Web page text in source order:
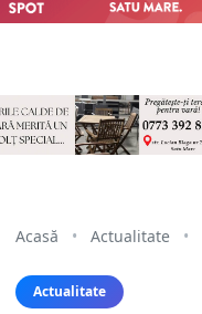
Acasă • Actualitate •
Actualitate